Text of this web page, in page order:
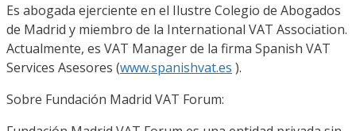
Es abogada ejerciente en el Ilustre Colegio de Abogados
de Madrid y miembro de la International VAT Association.
Actualmente, es VAT Manager de la firma Spanish VAT
Services Asesores (www.spanishvat.es ).
Sobre Fundación Madrid VAT Forum: